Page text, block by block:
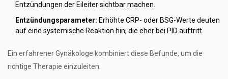
Entzündungen der Eileiter sichtbar machen.
Entzündungsparameter: Erhöhte CRP- oder BSG-Werte deuten
auf eine systemische Reaktion hin, die eher bei PID auftritt.
Ein erfahrener Gynäkologe kombiniert diese Befunde, um die
richtige Therapie einzuleiten.